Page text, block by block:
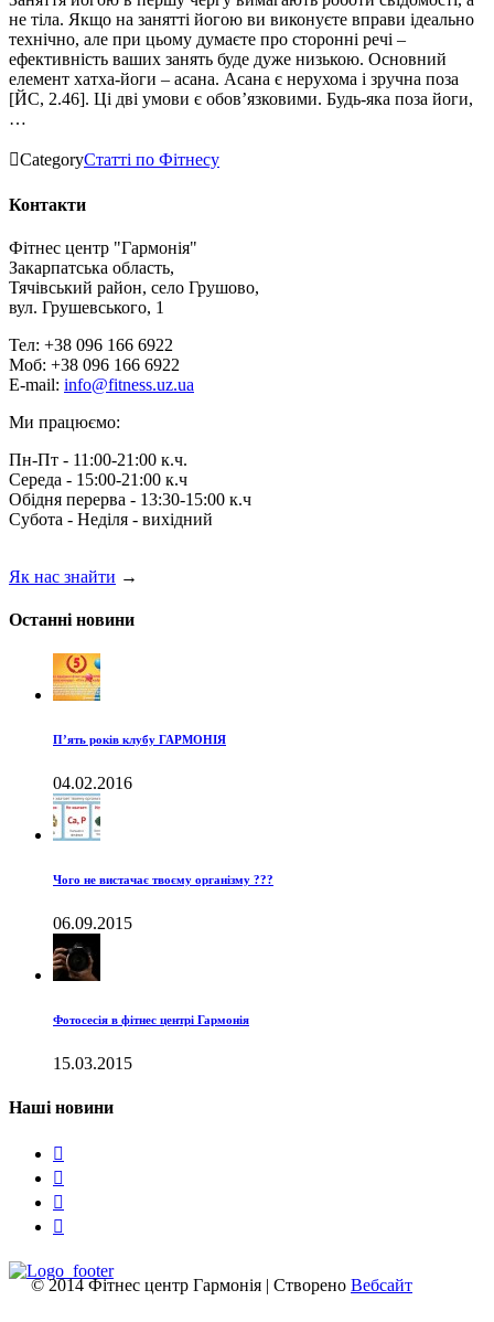
не тіла. Якщо на занятті йогою ви виконуєте вправи ідеально
технічно, але при цьому думаєте про сторонні речі –
ефективність ваших занять буде дуже низькою. Основний
елемент хатха-йоги – асана. Асана є нерухома і зручна поза
[ЙС, 2.46]. Ці дві умови є обов’язковими. Будь-яка поза йоги,
…
CategoryСтатті по Фітнесу
Контакти
Фітнес центр "Гармонія"
Закарпатська область,
Тячівський район, село Грушово,
вул. Грушевського, 1
Тел: +38 096 166 6922
Моб: +38 096 166 6922
E-mail: info@fitness.uz.ua
Ми працюємо:
Пн-Пт - 11:00-21:00 к.ч.
Середа - 15:00-21:00 к.ч
Обідня перерва - 13:30-15:00 к.ч
Субота - Неділя - вихідний
Як нас знайти →
Останні новини
П’ять років клубу ГАРМОНІЯ
04.02.2016
Чого не вистачає твоєму організму ???
06.09.2015
Фотосесія в фітнес центрі Гармонія
15.03.2015
Наші новини




© 2014 Фітнес центр Гармонія | Створено Вебсайт